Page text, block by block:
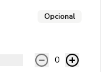
queso mozzarella,
Opcional
0